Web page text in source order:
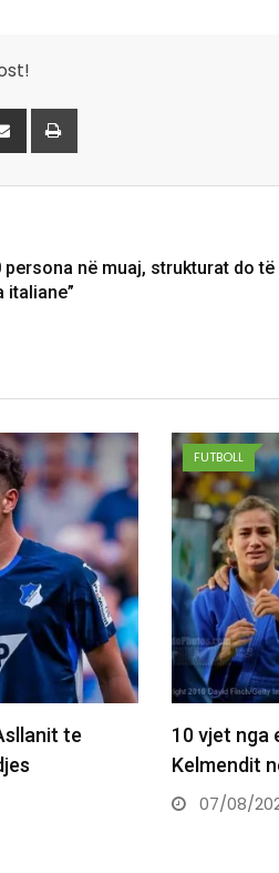
Share
persona në muaj, strukturat do të
italiane”
e arta historike e Majlinda